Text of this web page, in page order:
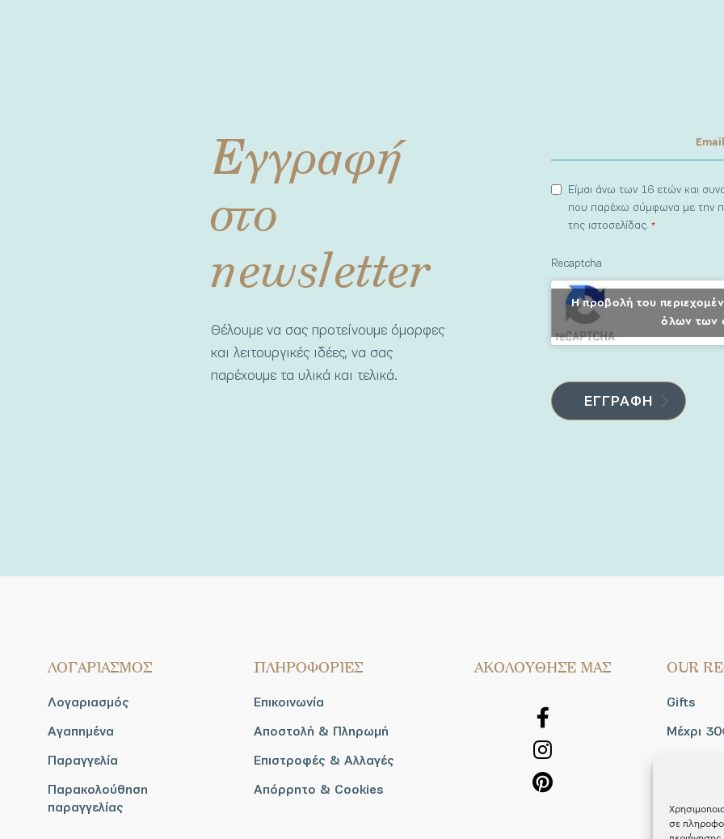
σε
Εγγραφή
στο
newsletter
Θέλουμε να σας προτείνουμε όμορφες
και λειτουργικές ιδέες, να σας
παρέχουμε τα υλικά και τελικά.
Είμαι άνω των 16 ετών και
που παρέχω σύμφωνα με την
της ιστοσελίδας.*
Recaptcha
Η προβολή του
όλων των
ΛΟΓΑΡΙΑΣΜΟΣ
Λογαριασμός
Αγαπημένα
Παραγγελία
Παρακολούθηση
παραγγελίας
ΠΛΗΡΟΦΟΡΙΕΣ
Επικοινωνία
Αποστολή & Πληρωμή
Επιστροφές & Αλλαγές
Απόρρητο & Cookies
AΚΟΛΟΥΘΗΣΕ ΜΑΣ OUR
Gifts
Μέχρι